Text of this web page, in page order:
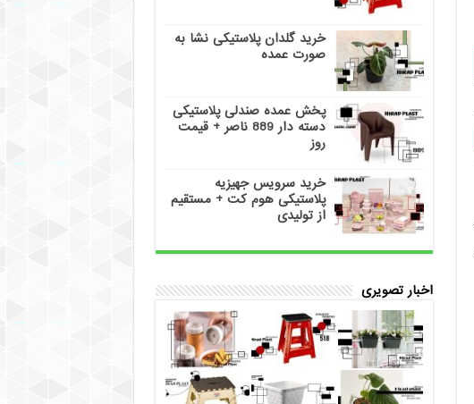
خرید گلدان پلاستیکی نشا به
صورت عمده
پخش عمده صندلی پلاستیکی
دسته دار 889 ناصر + قیمت
روز
خرید سرویس جهیزیه
پلاستیکی هوم کت + مستقیم
از تولیدی
اخبار تصویری